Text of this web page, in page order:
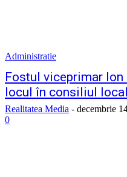
Administratie
Fostul viceprimar
locul în consiliul local
Realitatea Media - decembrie
0